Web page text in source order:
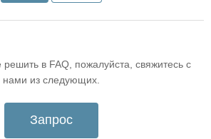
в FAQ, пожалуйста, свяжитесь с
нами из следующих.
Запрос